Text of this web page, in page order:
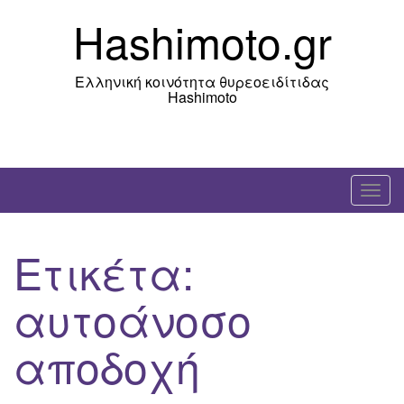
Hashimoto.gr
Ελληνική κοινότητα θυρεοειδίτιδας
Hashimoto
T
o
Ετικέτα:
αυτοάνοσο
αποδοχή